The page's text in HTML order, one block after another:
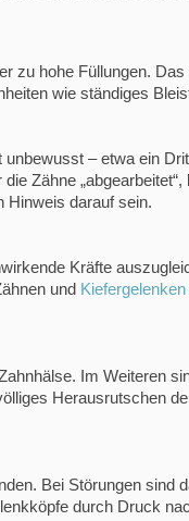
zu hohe Füllungen.
wie ständiges
– etwa ein
Zähne
Hinweis darauf sein.
Kräfte
und Kiefergelenken
Im Weiteren
Herausrutschen
Bei Störungen sind
durch Druck